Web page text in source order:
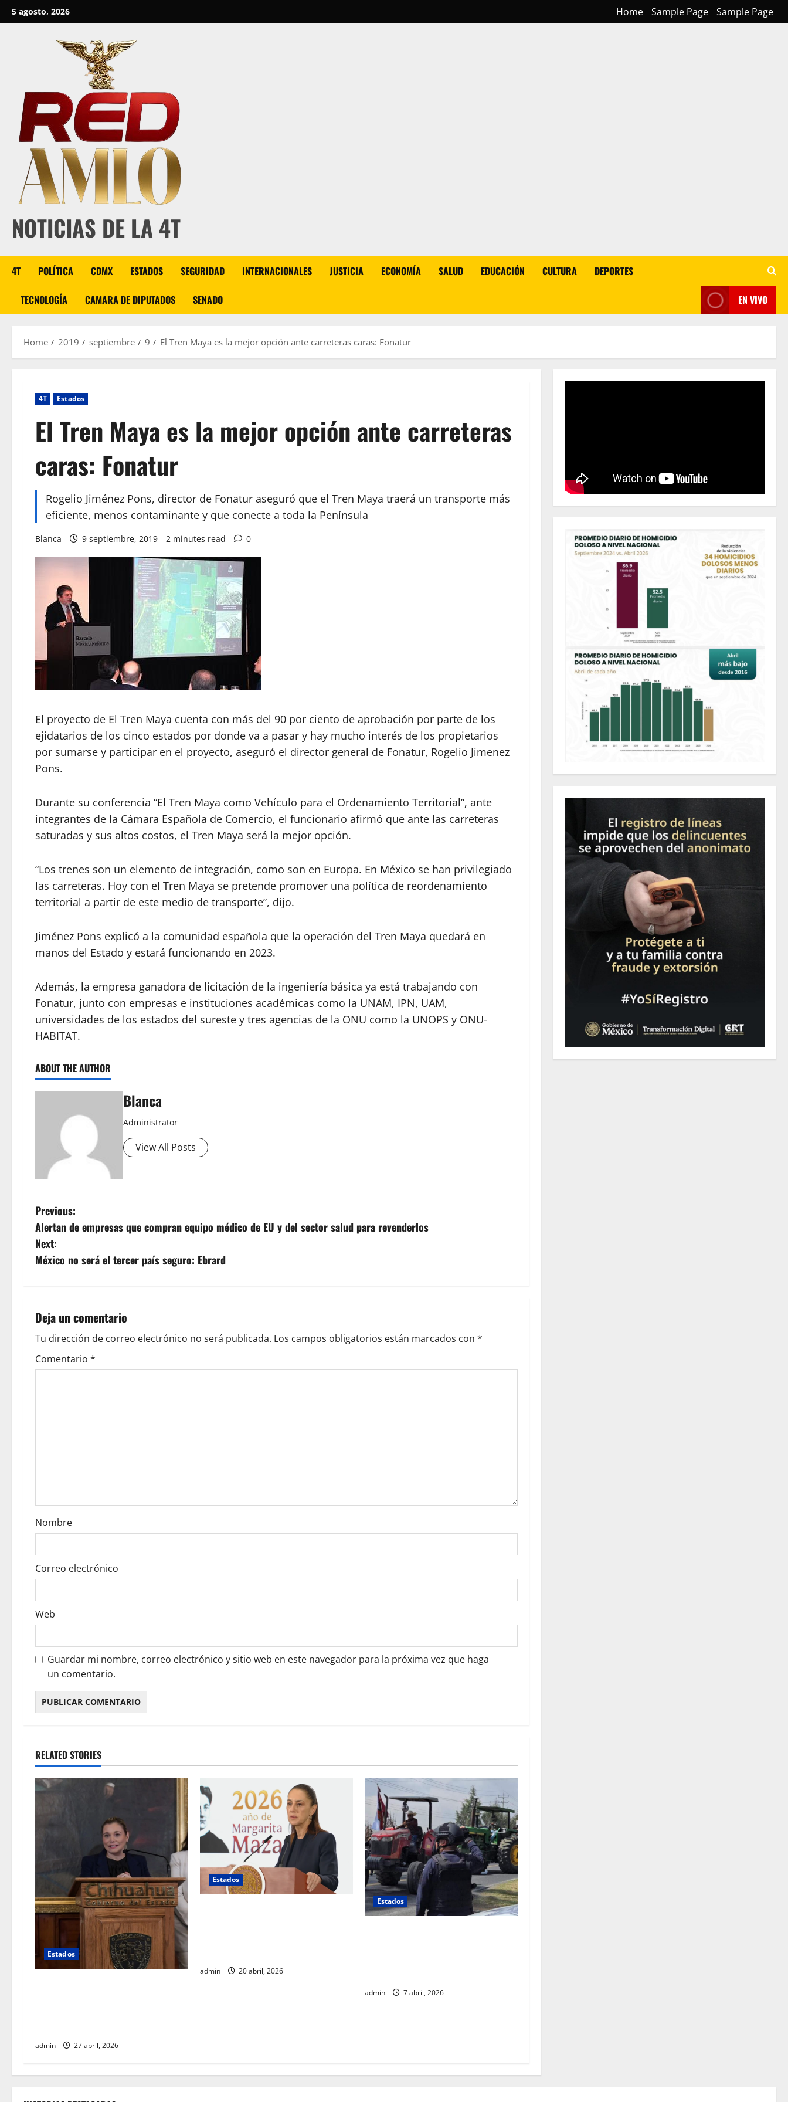
Skip
to
5 agosto, 2026 Home Sample Page Sample Page
NOTICIAS DE LA 4T
4T POLÍTICA CDMX ESTADOS SEGURIDAD INTERNACIONALES JUSTICIA ECONOMÍA SALUD EDUCACIÓN CULTURA DEPORTES
TECNOLOGÍA CAMARA DE DIPUTADOS SENADO EN VIVO
Home 2019 septiembre 9 El Tren Maya es la mejor opción ante carreteras caras: Fonatur
4T Estados
El Tren Maya es la mejor opción ante carreteras
caras: Fonatur
Rogelio Jiménez Pons, director de Fonatur aseguró que el Tren Maya traerá un transporte más
eficiente, menos contaminante y que conecte a toda la Península
Blanca 9 septiembre, 2019 2 minutes read 0
El proyecto de El Tren Maya cuenta con más del 90 por ciento de aprobación por parte de los
ejidatarios de los cinco estados por donde va a pasar y hay mucho interés de los propietarios
por sumarse y participar en el proyecto, aseguró el director general de Fonatur, Rogelio Jimenez
Pons.
Durante su conferencia “El Tren Maya como Vehículo para el Ordenamiento Territorial”, ante
integrantes de la Cámara Española de Comercio, el funcionario afirmó que ante las carreteras
saturadas y sus altos costos, el Tren Maya será la mejor opción.
“Los trenes son un elemento de integración, como son en Europa. En México se han privilegiado
las carreteras. Hoy con el Tren Maya se pretende promover una política de reordenamiento
territorial a partir de este medio de transporte”, dijo.
Jiménez Pons explicó a la comunidad española que la operación del Tren Maya quedará en
manos del Estado y estará funcionando en 2023.
Además, la empresa ganadora de licitación de la ingeniería básica ya está trabajando con
Fonatur, junto con empresas e instituciones académicas como la UNAM, IPN, UAM,
universidades de los estados del sureste y tres agencias de la ONU como la UNOPS y ONU-
HABITAT.
ABOUT THE AUTHOR
Blanca
Administrator
View All Posts
P
o
s
n
a
v
o
n
Previous:
Alertan de empresas que compran equipo médico de EU y del sector salud para revenderlos
Next:
México no será el tercer país seguro: Ebrard
Deja un comentario
Tu dirección de correo electrónico no será publicada. Los campos obligatorios están marcados con *
Comentario *
Nombre
Correo electrónico
Web
Guardar mi nombre, correo electrónico y sitio web en este navegador para la próxima vez que haga
un comentario.
RELATED STORIES
Estados
admin 27 abril, 2026
Estados
admin 20 abril, 2026
Estados
admin 7 abril, 2026